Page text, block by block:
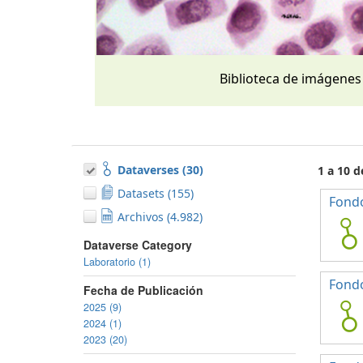
Biblioteca de
Dataverses (30)
Datasets (155)
Archivos (4.982)
Dataverse Category
Laboratorio (1)
Fecha de Publicación
2025 (9)
2024 (1)
2023 (20)
1 a 10